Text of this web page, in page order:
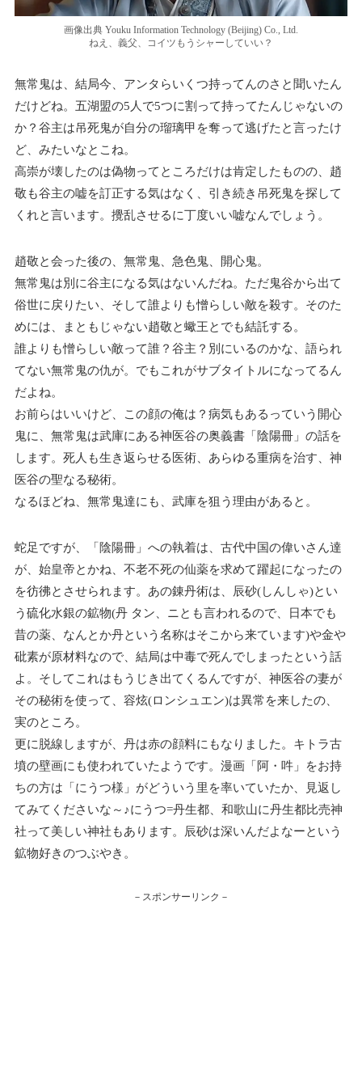
画像出典 Youku Information Technology (Beijing) Co., Ltd.
ねえ、義父、コイツもうシャーしていい？
無常鬼は、結局今、アンタらいくつ持ってんのさと聞いたん
だけどね。五湖盟の5人で5つに割って持ってたんじゃないの
か？谷主は吊死鬼が自分の瑠璃甲を奪って逃げたと言ったけ
ど、みたいなとこね。
高崇が壊したのは偽物ってところだけは肯定したものの、趙
敬も谷主の嘘を訂正する気はなく、引き続き吊死鬼を探して
くれと言います。攪乱させるに丁度いい嘘なんでしょう。
趙敬と会った後の、無常鬼、急色鬼、開心鬼。
無常鬼は別に谷主になる気はないんだね。ただ鬼谷から出て
俗世に戻りたい、そして誰よりも憎らしい敵を殺す。そのた
めには、まともじゃない趙敬と蠍王とでも結託する。
誰よりも憎らしい敵って誰？谷主？別にいるのかな、語られ
てない無常鬼の仇が。でもこれがサブタイトルになってるん
だよね。
お前らはいいけど、この顔の俺は？病気もあるっていう開心
鬼に、無常鬼は武庫にある神医谷の奥義書「陰陽冊」の話を
します。死人も生き返らせる医術、あらゆる重病を治す、神
医谷の聖なる秘術。
なるほどね、無常鬼達にも、武庫を狙う理由があると。
蛇足ですが、「陰陽冊」への執着は、古代中国の偉いさん達
が、始皇帝とかね、不老不死の仙薬を求めて躍起になったの
を彷彿とさせられます。あの錬丹術は、辰砂(しんしゃ)とい
う硫化水銀の鉱物(丹 タン、ニとも言われるので、日本でも
昔の薬、なんとか丹という名称はそこから来ています)や金や
砒素が原材料なので、結局は中毒で死んでしまったという話
よ。そしてこれはもうじき出てくるんですが、神医谷の妻が
その秘術を使って、容炫(ロンシュエン)は異常を来したの、
実のところ。
更に脱線しますが、丹は赤の顔料にもなりました。キトラ古
墳の壁画にも使われていたようです。漫画「阿・吽」をお持
ちの方は「にうつ様」がどういう里を率いていたか、見返し
てみてくださいな～♪にうつ=丹生都、和歌山に丹生都比売神
社って美しい神社もあります。辰砂は深いんだよなーという
鉱物好きのつぶやき。
－スポンサーリンク－